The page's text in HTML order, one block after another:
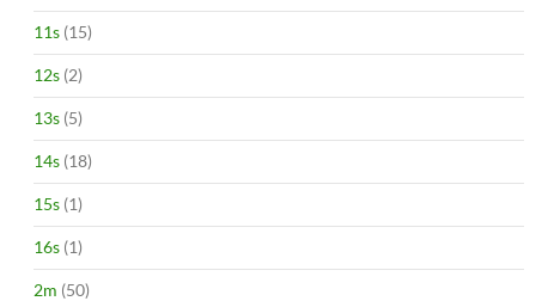
11s (15)
12s (2)
13s (5)
14s (18)
15s (1)
16s (1)
2m (50)